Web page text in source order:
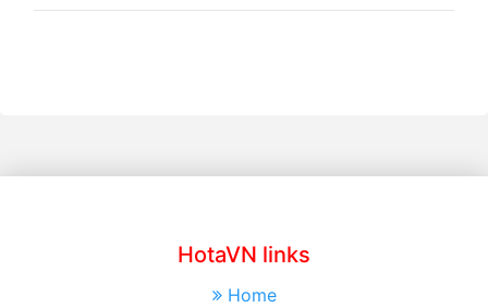
HotaVN links
Home